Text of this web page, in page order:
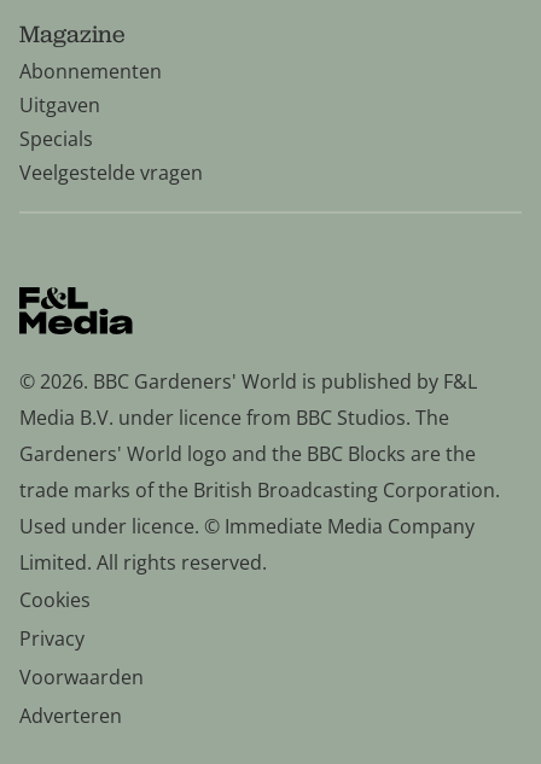
Magazine
Abonnementen
Uitgaven
Specials
Veelgestelde vragen
© 2026. BBC Gardeners' World is published by F&L
Media B.V. under licence from BBC Studios. The
Gardeners' World logo and the BBC Blocks are the
trade marks of the British Broadcasting Corporation.
Used under licence. © Immediate Media Company
Limited. All rights reserved.
Cookies
Privacy
Voorwaarden
Adverteren